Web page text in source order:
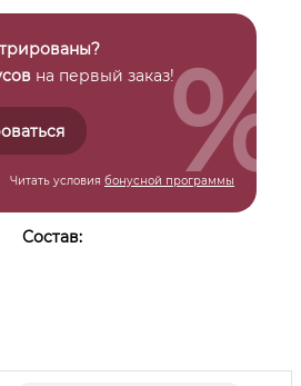
на первый заказ!
Читать условия бонусной программы
%
Состав: